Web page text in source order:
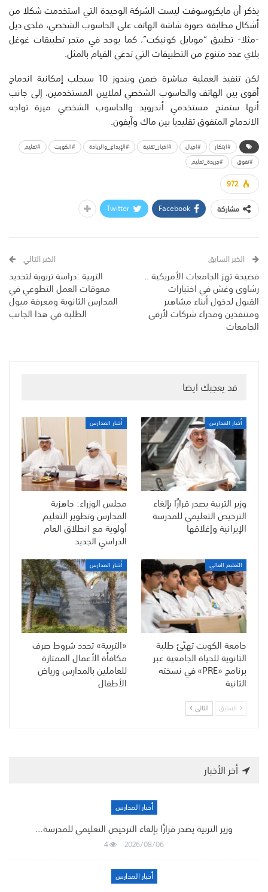
يذكر أن مايكروسوفت ليست الشركة الوحيدة التي استخدمت شكلا من
أشكال مطابقة صورة شاشة الهاتف على الحاسوب الشخصي، فلدى ديل
-مثلا- تطبيق “موبايل كونيكت”، كما يوجد في متجر تطبيقات غوغل
بلاي عدد متنوع من التطبيقات التي تدعي القيام بالمثل.
لكن تنفيذ العملية مباشرة ضمن ويندوز 10 سيجلب إمكانية اندماج
أقوى بين الهاتف والحاسوب الشخصي لملايين المستخدمين، إلى جانب
أنها ستمنح مستخدمي أندرويد والحاسوب الشخصي ميزة تواجه
الاندماج المتفوق تقليديا بين ماك وآيفون.
#ابتكار #اجيال #اخبار_تقنية #الإبداع_والريادة #الكويت
#تعليم
#تفوق
#جريدة_تعليم
972
مشاركة
Facebook
Twitter
الخبر السابق
فضيحة تهز الجامعات الأمريكية ..
رشاوى وغش في اختبارات
القبول لدخول أبناء مشاهير
ومتنفذين ومدراء شركات لأرقى
الجامعات
الخبر التالي
التربية :دراسة تربوية لتحديد
معوقات العمل التطوعي في
المدارس الثانوية ومعرفة ميول
الطلبة في هذا الجانب
قد يعجبك ايضا
أخبار المدارس
وزير التربية يصدر قرارًا بإلغاء
الترخيص التعليمي للمدرسة
الإيرانية وإغلاقها
أخبار المدارس
مجلس الوزراء: جاهزية
المدارس وتطوير التعليم
أولوية مع انطلاق العام
الدراسي الجديد
التعليم العالي
جامعة الكويت تهيّئ طلبة
الثانوية للحياة الجامعية عبر
برنامج «PRE» في نسخته
الثانية
أخبار المدارس
«التربية» تحدد شروط صرف
مكافأة الأعمال الممتازة
للعاملين بالمدارس ورياض
الأطفال
السابق التالي
أخر الأخبار
أخبار المدارس
وزير التربية يصدر قرارًا بإلغاء الترخيص التعليمي للمدرسة…
2026/08/06
4
أخبار المدارس